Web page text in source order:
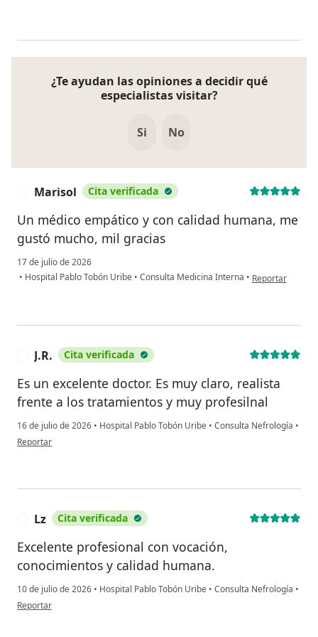
¿Te ayudan las opiniones a decidir qué
especialistas visitar?
Si No
Marisol Cita verificada
Un médico empático y con calidad humana, me
gustó mucho, mil gracias
17 de julio de 2026
• Hospital Pablo Tobón Uribe • Consulta Medicina Interna • en opinión del
Reportar
J.R. Cita verificada
Es un excelente doctor. Es muy claro, realista
frente a los tratamientos y muy profesilnal
16 de julio de 2026 • Hospital Pablo Tobón Uribe • Consulta Nefrología •
en opinión del usuario J.R.
Reportar
Lz Cita verificada
Excelente profesional con vocación,
conocimientos y calidad humana.
10 de julio de 2026 • Hospital Pablo Tobón Uribe • Consulta Nefrología •
en opinión del usuario Lz
Reportar